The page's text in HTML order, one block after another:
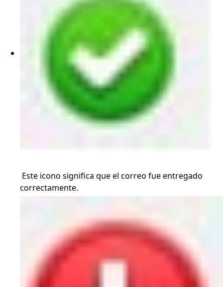
Este icono significa que el correo fue entregado
correctamente.